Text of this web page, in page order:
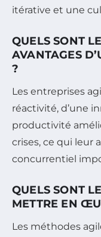
itérative et une
QUELS SONT
AVANTAGES
?
Les entreprises
réactivité, d’une
productivité
crises, ce qui leur
concurrentiel
QUELS SONT
METTRE EN
Les méthodes